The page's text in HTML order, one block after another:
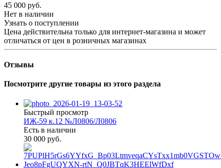
45 000 руб.
Нет в наличии
Узнать о поступлении
Цена действительна только для интернет-магазина и может
отличаться от цен в розничных магазинах
Отзывы
Посмотрите другие товары из этого раздела
Быстрый просмотр
ИЖ-59 к.12 №Л0806/Л0806
Есть в наличии
30 000 руб.